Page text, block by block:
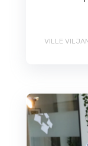
VILLE